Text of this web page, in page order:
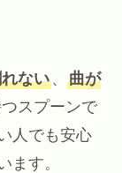
ない、 曲が
スプーンで
人でも安心
ます。